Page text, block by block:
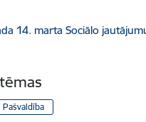
14. marta Sociālo
Pašvaldība